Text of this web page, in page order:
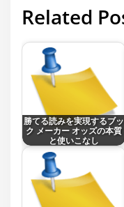
Related
勝てる読みを実現するブッ
ク メーカー オッズの本質
と使いこなし